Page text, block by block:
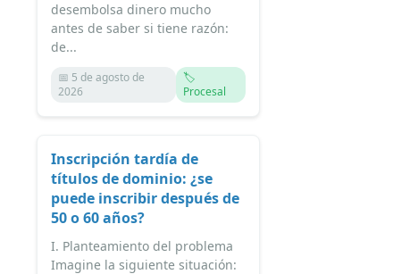
desembolsa dinero mucho
antes de saber si tiene razón:
de...
📅 5 de agosto de
2026
🏷️
Procesal
Inscripción tardía de
títulos de dominio: ¿se
puede inscribir después de
50 o 60 años?
I. Planteamiento del problema
Imagine la siguiente situación: